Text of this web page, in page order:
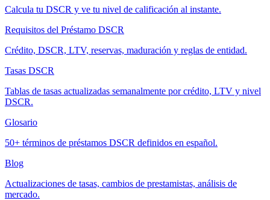
Calcula tu DSCR y ve tu nivel de calificación al instante.
Requisitos del Préstamo DSCR
Crédito, DSCR, LTV, reservas, maduración y reglas de entidad.
Tasas DSCR
Tablas de tasas actualizadas semanalmente por crédito, LTV y nivel
DSCR.
Glosario
50+ términos de préstamos DSCR definidos en español.
Blog
Actualizaciones de tasas, cambios de prestamistas, análisis de
mercado.